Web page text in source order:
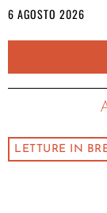
6 AGOSTO 2026
LETTURE IN